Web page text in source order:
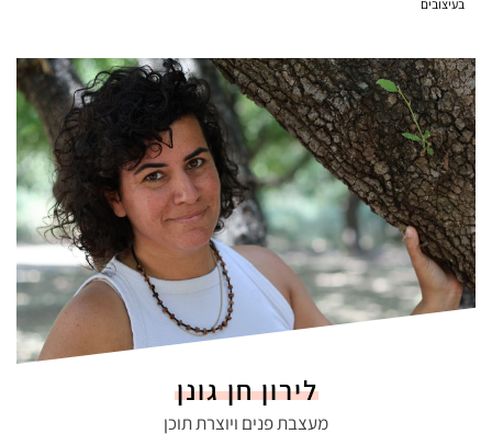
בעיצובים
לירון חן גונן
מעצבת פנים ויוצרת תוכן